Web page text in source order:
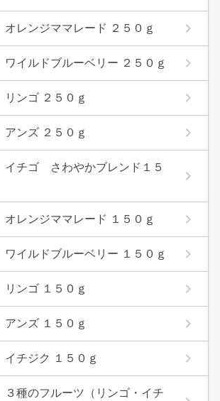
レンジママレード ２５０ｇ
イルドブルーベリー ２５０ｇ
ンゴ ２５０ｇ
ンズ ２５０ｇ
チゴ さわやかブレンド１５
レンジママレード １５０ｇ
イルドブルーベリー １５０ｇ
ンゴ １５０ｇ
ンズ １５０ｇ
チジク １５０ｇ
種のフルーツ（リンゴ・イチ